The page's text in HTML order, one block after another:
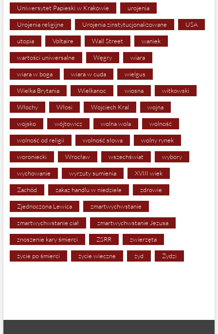
Uniwersytet Papieski w Krakowie urojenia
Urojenia religijne Urojenia zinstytucjonalizowane USA
utopia Voltaire Wall Street waniek
wartości uniwersalne Węgry wiara
wiara w boga wiara w cuda wielgus
Wielka Brytania Wielkanoc wiosna witkowski
Włochy Włosi Wojciech Kral wojna
wojsko wójtowicz wolna wola wolność
wolność od religii wolność słowa wolny rynek
woroniecki Wrocław wszechświat wybory
wychowanie wyrzuty sumienia XVIII wiek
Zachód zakaz handlu w niedziele zdrowie
Zjednoczona Lewica zmartwychwstanie
zmartwychwstanie ciał zmartwychwstanie Jezusa
znoszenie kary śmierci ZSRR zwierzęta
życie po śmierci życie wieczne żyd Żydzi